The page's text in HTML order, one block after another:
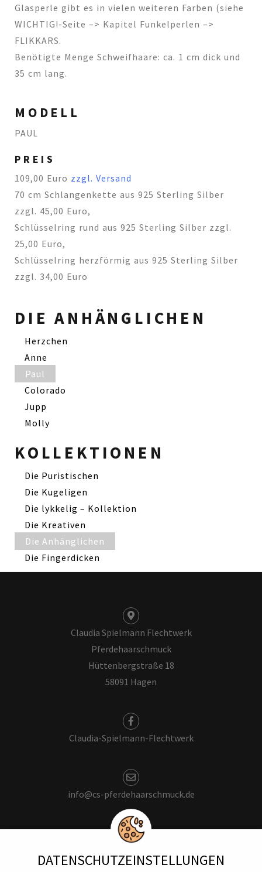
Glasperle gibt es in vielen weiteren Farben (siehe
WICHTIG!-Seite –> Kapitel Funkelperlen –>
FLIKKARS.
Benötigte Menge Schweifhaare: ca. 1 cm dick und
35 cm lang.
MODELL
PAUL
PREIS
109,00 Euro zzgl. Versand
70 cm Schlangenkette aus 925 Sterling Silber
zzgl. 45,00 Euro,
Schlüsselring rund aus 925 Sterling Silber zzgl.
25,00 Euro,
Schlüsselring herzförmig aus 925 Sterling Silber
zzgl. 34,00 Euro
DIE ANHÄNGLICHEN
Herzchen
Anne
Paul
Colorado
Jupp
Molly
KOLLEKTIONEN
Die Puristischen
Die Kugeligen
Die lykkelig – Kollektion
Die Kreativen
Die Anhänglichen
Die Fingerdicken
Claudia Spielmann Flechtwerk
Pferdehaarschmuck
Hüttenbergstraße 18
58091 Hagen
Claudia-Spielmann-Flechtwerk
info@cs-pferdehaarschmuck.de
DATENSCHUTZ­EINSTELLUNGEN